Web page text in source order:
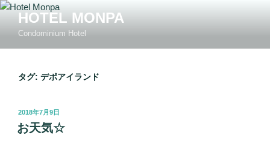
コ
ン
HOTEL MONPA
Condominium Hotel
タグ: デポアイランド
投
稿
日:
2018年7月9日
お天気☆